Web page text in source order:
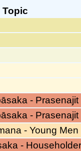
Topic
- Prasenajit
- Prasenajit
- Young Men
-